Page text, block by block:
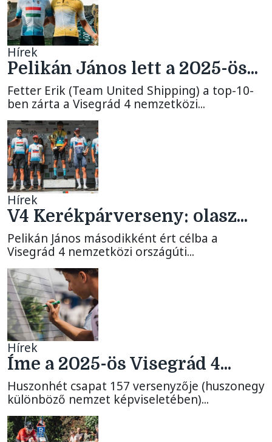
Hírek
Pelikán János lett a 2025-ös...
Fetter Erik (Team United Shipping) a top-10-
ben zárta a Visegrád 4 nemzetközi...
Hírek
V4 Kerékpárverseny: olasz...
Pelikán János másodikként ért célba a
Visegrád 4 nemzetközi országúti...
Hírek
Íme a 2025-ös Visegrád 4...
Huszonhét csapat 157 versenyzője (huszonegy
különböző nemzet képviseletében)...